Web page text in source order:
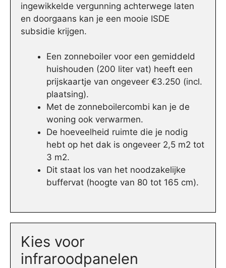
ingewikkelde vergunning achterwege laten
en doorgaans kan je een mooie ISDE
subsidie krijgen.
Een zonneboiler voor een gemiddeld
huishouden (200 liter vat) heeft een
prijskaartje van ongeveer €3.250 (incl.
plaatsing).
Met de zonneboilercombi kan je de
woning ook verwarmen.
De hoeveelheid ruimte die je nodig
hebt op het dak is ongeveer 2,5 m2 tot
3 m2.
Dit staat los van het noodzakelijke
buffervat (hoogte van 80 tot 165 cm).
Kies voor
infraroodpanelen